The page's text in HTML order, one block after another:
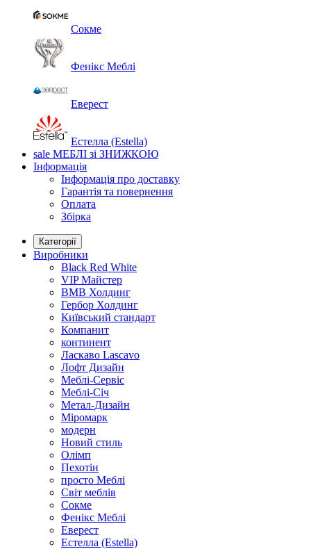
Сокме
Фенікс Меблі
Еверест
Естелла (Estella)
sale МЕБЛІ зі ЗНИЖКОЮ
Інформація
Інформація про доставку
Гарантія та повернення
Оплата
Збірка
Категорії
Виробники
Black Red White
VIP Майстер
ВМВ Холдинг
Гербор Холдинг
Київський стандарт
Компанит
континент
Ласкаво Lascavo
Лофт Дизайн
Меблі-Сервіс
Меблі-Січ
Метал-Дизайн
Міромарк
модерн
Новий стиль
Олімп
Пехотін
просто Меблі
Світ меблів
Сокме
Фенікс Меблі
Еверест
Естелла (Estella)